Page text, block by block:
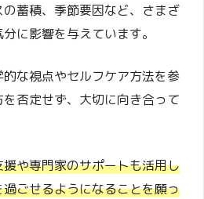
蓄積、季節要因など、さまざ
に影響を与えています。
な視点やセルフケア方法を参
否定せず、大切に向き合って
や専門家のサポートも活用し
ごせるようになることを願っ